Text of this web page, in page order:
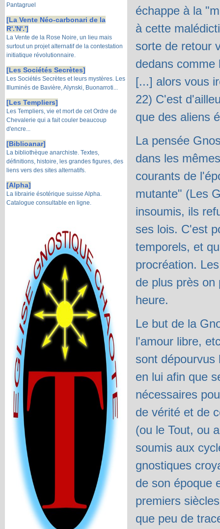
Pantagruel
[La Vente Néo-carbonari de la
R'.'N'.']
La Vente de la Rose Noire, un lieu mais
surtout un projet alternatif de la contestation
initiatique révolutionnaire.
[Les Sociétés Secrètes]
Les Sociétés Secrètes et leurs mystères. Les
Illuminés de Bavière, Alynski, Buonarroti...
[Les Templiers]
Les Templiers, vie et mort de cet Ordre de
Chevalerie qui a fait couler beaucoup
d'encre...
[Biblioanar]
La bibliothèque anarchiste. Textes,
définitions, histoire, les grandes figures, des
liens vers des sites alternatifs.
[Alpha]
La librairie ésotérique suisse Alpha.
Catalogue consultable en ligne.
échappe à la
à cette
sorte de retour
dedans comme
[...] alors vous
22) C'est
que des aliens
La pensée
dans les
courants de
mutante" (Les
insoumis, ils
ses lois. C'est
temporels, et
procréation.
de plus près on
heure.
Le but de la
l'amour libre,
sont dépourvus
en lui afin que
nécessaires
de vérité et de
(ou le Tout, ou
soumis aux
gnostiques
de son époque
premiers
que peu de